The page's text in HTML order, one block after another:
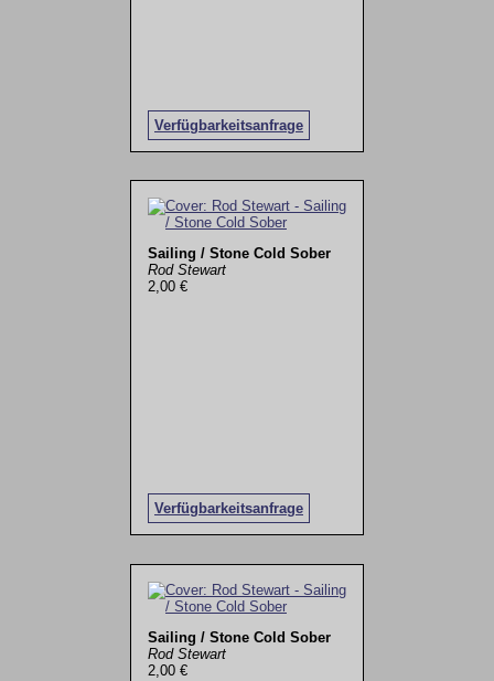
Verfügbarkeitsanfrage
Sailing / Stone Cold Sober
Rod Stewart
2,00 €
Verfügbarkeitsanfrage
Sailing / Stone Cold Sober
Rod Stewart
2,00 €